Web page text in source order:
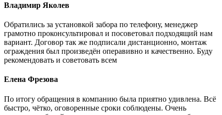
Владимир Яколев
Обратились за установкой забора по телефону, менеджер
грамотно проконсультировал и посоветовал подходящий нам
вариант. Договор так же подписали дистанционно, монтаж
ограждения был произведён операвивно и качественно. Буду
рекомендовать и советовать всем
Елена Фрезова
По итогу обращения в компанию была приятно удивлена. Всё
быстро, чётко, оговоренные сроки соблюдены. Очень